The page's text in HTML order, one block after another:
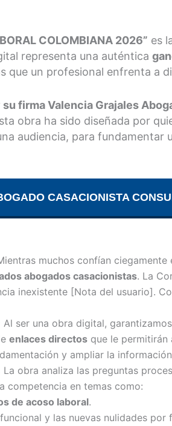
COLOMBIANA 2026” es
representa una auténtica
que un profesional enfrenta a
su firma Valencia Grajales
obra ha sido diseñada por
audiencia, para
CASACIONISTA
muchos confían
abogados casacionistas. La
inexistente [Nota del usuario].
Al ser una obra digital,
enlaces directos que le
y ampliar la
La obra analiza las preguntas
competencia en temas como:
de acoso laboral.
y las nuevas nulidades por